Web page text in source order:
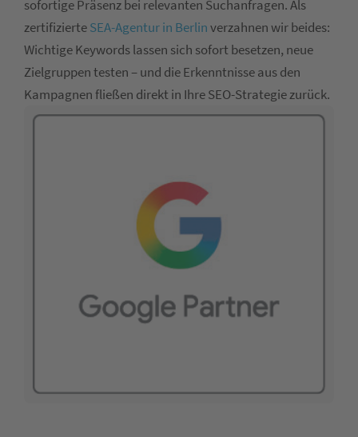
sofortige Präsenz bei relevanten Suchanfragen. Als
zertifizierteSEA-Agentur in Berlinverzahnen wir beides:
Wichtige Keywords lassen sich sofort besetzen, neue
Zielgruppen testen – und die Erkenntnisse aus den
Kampagnen fließen direkt in Ihre SEO-Strategie zurück.